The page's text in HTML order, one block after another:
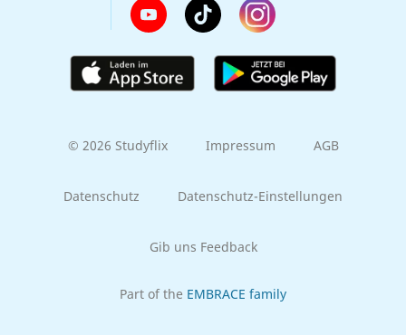
© 2026 Studyflix Impressum AGB
Datenschutz Datenschutz-Einstellungen
Gib uns Feedback
Part of the EMBRACE family